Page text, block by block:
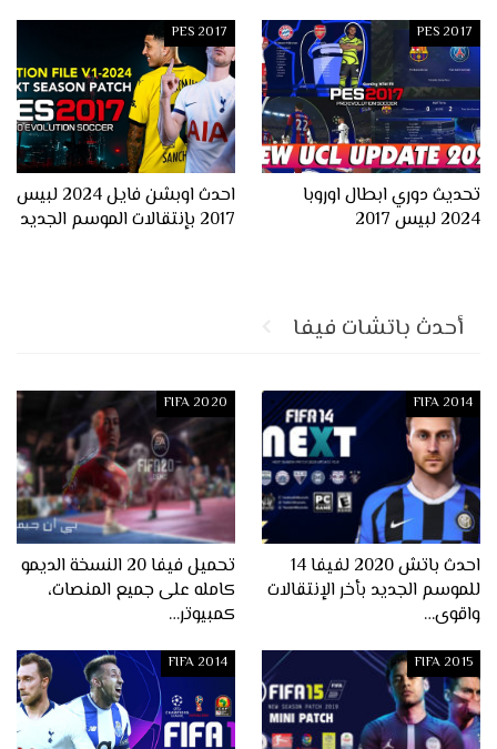
PES 2017
تحديث دوري ابطال اوروبا
2024 لبيس 2017
PES 2017
احدث اوبشن فايل 2024 لبيس
2017 بإنتقالات الموسم الجديد
أحدث باتشات فيفا
FIFA 2014
احدث باتش 2020 لفيفا 14
للموسم الجديد بأخر الإنتقالات
واقوى…
FIFA 2020
تحميل فيفا 20 النسخة الديمو
كامله على جميع المنصات،
كمبيوتر…
FIFA 2015
FIFA 2014